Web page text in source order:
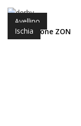
Avellino
Ischia
di Redazione ZON